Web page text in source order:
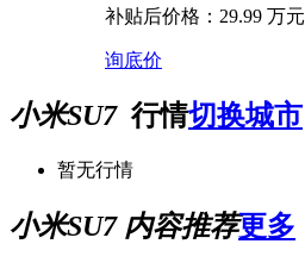
补贴后价格：29.99 万元
询底价
小米SU7 行情切换城市
暂无行情
小米SU7 内容推荐更多